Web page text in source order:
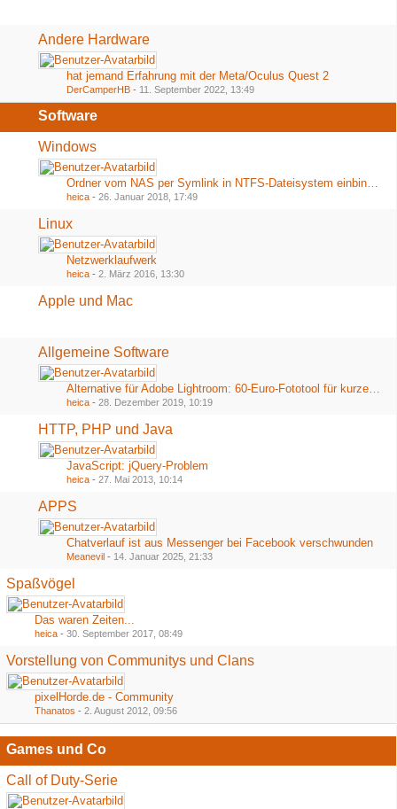
Andere Hardware
hat jemand Erfahrung mit der Meta/Oculus Quest 2
DerCamperHB - 11. September 2022, 13:49
Software
Windows
Ordner vom NAS per Symlink in NTFS-Dateisystem einbinden
heica - 26. Januar 2018, 17:49
Linux
Netzwerklaufwerk
heica - 2. März 2016, 13:30
Apple und Mac
Allgemeine Software
Alternative für Adobe Lightroom: 60-Euro-Fototool für kurze Zeit völlig kostenlos
heica - 28. Dezember 2019, 10:19
HTTP, PHP und Java
JavaScript: jQuery-Problem
heica - 27. Mai 2013, 10:14
APPS
Chatverlauf ist aus Messenger bei Facebook verschwunden
Meanevil - 14. Januar 2025, 21:33
Spaßvögel
Das waren Zeiten...
heica - 30. September 2017, 08:49
Vorstellung von Communitys und Clans
pixelHorde.de - Community
Thanatos - 2. August 2012, 09:56
Games und Co
Call of Duty-Serie